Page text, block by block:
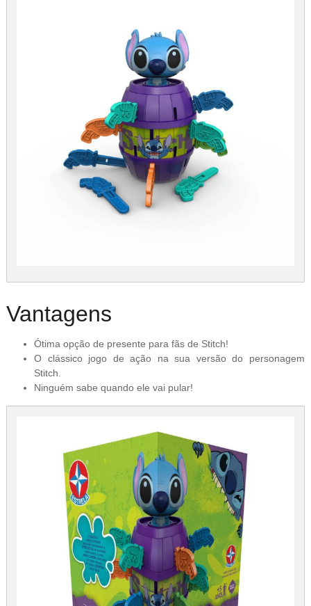
Vantagens
Ótima opção de presente para fãs de Stitch!
O clássico jogo de ação na sua versão do personagem
Stitch.
Ninguém sabe quando ele vai pular!